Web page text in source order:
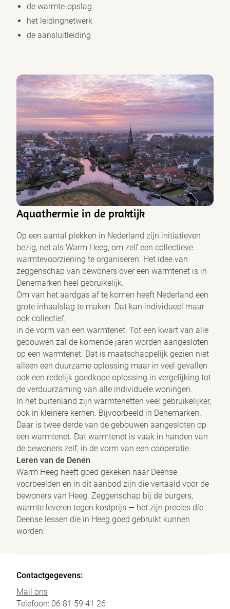
de warmte-opslag
het leidingnetwerk
de aansluitleiding
Aquathermie in de praktijk
Op een aantal plekken in Nederland zijn initiatieven
bezig, net als Warm Heeg, om zelf een collectieve
warmtevoorziening te organiseren. Het idee van
zeggenschap van bewoners over een warmtenet is in
Denemarken heel gebruikelijk.
Om van het aardgas af te komen heeft Nederland een
grote inhaalslag te maken. Dat kan individueel maar
ook collectief,
in de vorm van een warmtenet. Tot een kwart van alle
gebouwen zal de komende jaren worden aangesloten
op een warmtenet. Dat is maatschappelijk gezien niet
alleen een duurzame oplossing maar in veel gevallen
ook een redelijk goedkope oplossing in vergelijking tot
de verduurzaming van alle individuele woningen.
In het buitenland zijn warmtenetten veel gebruikelijker,
ook in kleinere kernen. Bijvoorbeeld in Denemarken.
Daar is twee derde van de gebouwen aangesloten op
een warmtenet. Dat warmtenet is vaak in handen van
de bewoners zelf, in de vorm van een coöperatie.
Leren van de Denen
Warm Heeg heeft goed gekeken naar Deense
voorbeelden en in dit aanbod zijn die vertaald voor de
bewoners van Heeg. Zeggenschap bij de burgers,
warmte leveren tegen kostprijs — het zijn precies díe
Deense lessen die in Heeg goed gebruikt kunnen
worden.
Contactgegevens:
Mail ons
Telefoon: 06 81 59 41 26
Privacy opties
Dankzij cookies hoef je niet steeds dezelfde informatie in te voeren
wanneer je onze site bekijkt. Ze geven ons ook inzicht hoe je onze
Functionele cookies zijn nodig om de website goed te laten
functioneren. Voor het opslaan van de privacy voorkeur, het
maken van een boeking en dergelijke acties zijn deze cookies
noodzakelijk.
Functionele cookies
Analytische cookies
Met de analyserende cookies doen we kennis op. Deze
informatie gebruiken we om onze sites elke dag weer een beetje
beter te maken. Het bezoekgedrag wordt anoniem in beeld
gebracht. Maakt opslag mogelijk die de functionaliteit van de
website of app ondersteunt, bijvoorbeeld taalinstellingen. Maakt
opslag mogelijk, zoals cookies (web) of apparaatidentificatoren
(apps), gerelateerd aan analyse, bijvoorbeeld bezoekduur.
Marketing cookies
We gebruiken marketingcookies om je aanbiedingen te sturen
waar je ook écht op zit te wachten. Die aanbiedingen baseren we
op wat je op de website bekijkt of op jouw persoonlijke
interesses. We maken ook gebruik van cookies van YouTube,
Facebook en Instagram, zodat je filmpjes en informatie kunt
delen met je vrienden via social media. Maakt opslag mogelijk,
zoals cookies (web) of apparaatidentificatoren (apps),
gerelateerd aan reclame.
Marketing cookies
Personalisatie cookies
We gebruiken marketingcookies voor personalisatie, waarmee
we jou de meest relevante advertenties kunnen tonen. Die
aanbiedingen baseren we op wat je op de website bekijkt of op
jouw persoonlijke interesses. We maken ook gebruik van cookies
van YouTube, Facebook en Instagram, zodat je filmpjes en
informatie kunt delen met je vrienden via social media. Stelt
toestemming in voor gepersonaliseerde advertenties.
Personalisatie cookies
Gedeelde klantinformatie
We delen jouw klantgegevens met derde partijen, om beter
inzicht te krijgen in het functioneren van de website en onze
marketingkanalen. Stelt toestemming in voor het verzenden van
gebruikersgegevens naar Google voor online
advertentiedoeleinden.
Gedeelde klantinformatie
Opslaan Alles accepteren